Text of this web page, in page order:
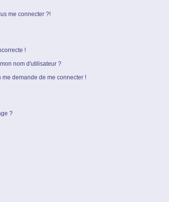
me connecter ?!
!
nom d'utilisateur ?
demande de me connecter !
?